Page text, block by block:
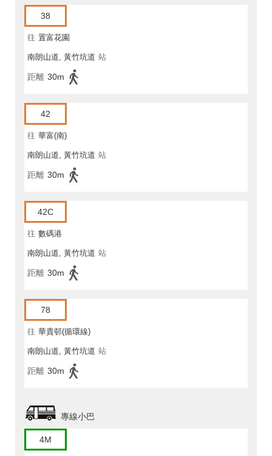
38
往 置富花園
南朗山道, 黃竹坑道 站
距離 30m
42
往 華富(南)
南朗山道, 黃竹坑道 站
距離 30m
42C
往 數碼港
南朗山道, 黃竹坑道 站
距離 30m
78
往 華貴邨(循環線)
南朗山道, 黃竹坑道 站
距離 30m
專線小巴
4M